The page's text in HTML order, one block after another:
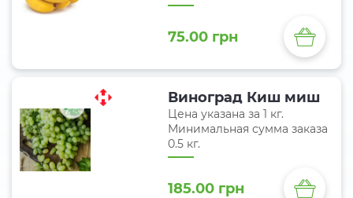
75.00 грн
Виноград Киш миш
Цена указана за 1 кг.
Минимальная сумма заказа
0.5 кг.
185.00 грн